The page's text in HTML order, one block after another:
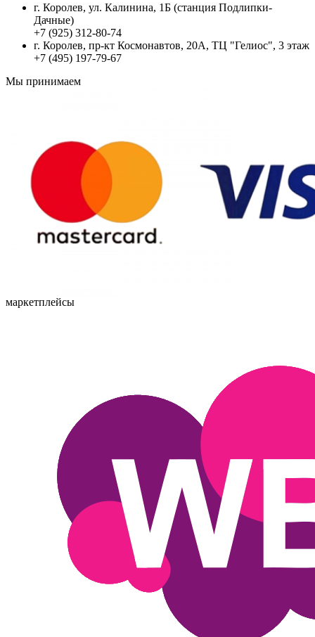
г. Королев, ул. Калинина, 1Б (станция Подлипки-
Дачные)
+7 (925) 312-80-74
г. Королев, пр-кт Космонавтов, 20А, ТЦ "Гелиос", 3 этаж
+7 (495) 197-79-67
Мы принимаем
маркетплейсы